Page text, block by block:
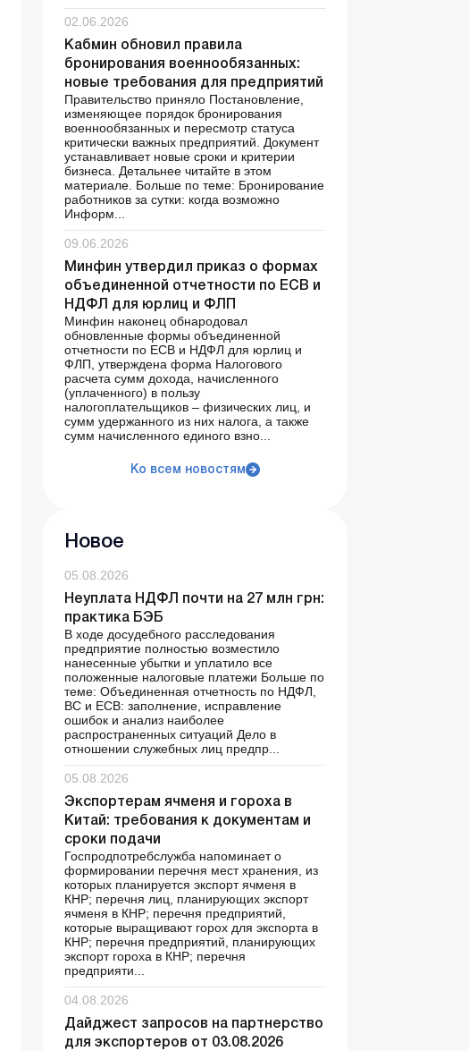
02.06.2026
Кабмин обновил правила
бронирования военнообязанных:
новые требования для предприятий
Правительство приняло Постановление,
изменяющее порядок бронирования
военнообязанных и пересмотр статуса
критически важных предприятий. Документ
устанавливает новые сроки и критерии
бизнеса. Детальнее читайте в этом
материале. Больше по теме: Бронирование
работников за сутки: когда возможно
Информ...
09.06.2026
Минфин утвердил приказ о формах
объединенной отчетности по ЕСВ и
НДФЛ для юрлиц и ФЛП
Минфин наконец обнародовал
обновленные формы объединенной
отчетности по ЕСВ и НДФЛ для юрлиц и
ФЛП, утверждена форма Налогового
расчета сумм дохода, начисленного
(уплаченного) в пользу
налогоплательщиков – физических лиц, и
сумм удержанного из них налога, а также
сумм начисленного единого взно...
Ко всем новостям
Новое
05.08.2026
Неуплата НДФЛ почти на 27 млн грн:
практика БЭБ
В ходе досудебного расследования
предприятие полностью возместило
нанесенные убытки и уплатило все
положенные налоговые платежи Больше по
теме: Объединенная отчетность по НДФЛ,
ВС и ЕСВ: заполнение, исправление
ошибок и анализ наиболее
распространенных ситуаций Дело в
отношении служебных лиц предпр...
05.08.2026
Экспортерам ячменя и гороха в
Китай: требования к документам и
сроки подачи
Госпродпотребслужба напоминает о
формировании перечня мест хранения, из
которых планируется экспорт ячменя в
КНР; перечня лиц, планирующих экспорт
ячменя в КНР; перечня предприятий,
которые выращивают горох для экспорта в
КНР; перечня предприятий, планирующих
экспорт гороха в КНР; перечня
предприяти...
04.08.2026
Дайджест запросов на партнерство
для экспортеров от 03.08.2026